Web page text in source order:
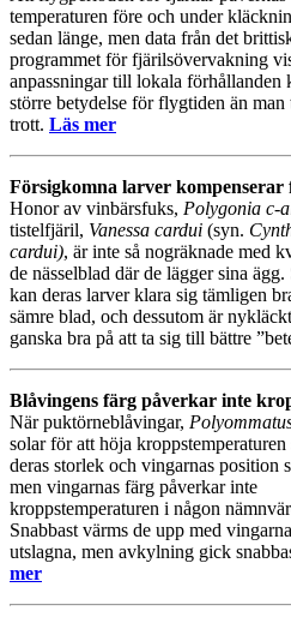
temperaturen före och under
sedan länge, men data från det
programmet för fjärilsövervakning
anpassningar till lokala förhållanden
större betydelse för flygtiden än man
trott. Läs mer
Försigkomna larver
Honor av vinbärsfuks, Polygonia c-
tistelfjäril, Vanessa cardui (syn.
cardui), är inte så nogräknade med
de nässelblad där de lägger sina
kan deras larver klara sig tämligen
sämre blad, och dessutom är
ganska bra på att ta sig till bättre
Blåvingens färg påverkar inte
När puktörneblåvingar,
solar för att höja kroppstemperaturen
deras storlek och vingarnas position
men vingarnas färg påverkar inte
kroppstemperaturen i någon
Snabbast värms de upp med
utslagna, men avkylning gick
mer